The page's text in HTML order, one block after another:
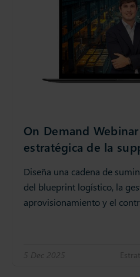
On Demand
estratégica de la
Diseña una cadena de
del blueprint logístico, la
aprovisionamiento y el
5 Dec 2025